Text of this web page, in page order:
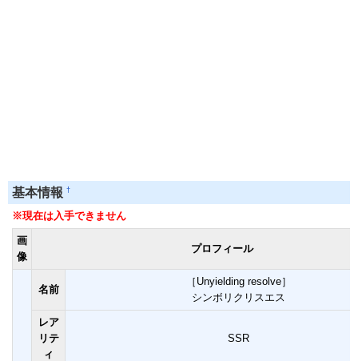
基本情報 †
※現在は入手できません
画
像
プロフィール
名前
［Unyielding resolve］
シンボリクリスエス
レア
リテ
ィ
SSR